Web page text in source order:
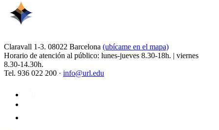
Claravall 1-3. 08022 Barcelona (ubícame en el mapa)
Horario de atención al público: lunes-jueves 8.30-18h. | viernes
8.30-14.30h.
Tel. 936 022 200 · info@url.edu